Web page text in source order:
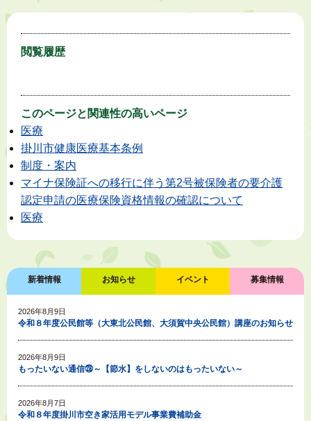
閲覧履歴
このページと 関連性の高いページ
医療
掛川市健康医療基本条例
制度・案内
マイナ保険証への移行に伴う第2号被保険者の要介護
認定申請の医療保険資格情報の確認について
医療
新着情報 お知らせ イベント 募集情報
2026年8月9日
令和８年度公民館等（大東北公民館、大須賀中央公民館）講座のお知らせ
2026年8月9日
もったいない通信㉘～【節水】をしないのはもったいない～
2026年8月7日
令和８年度掛川市空き家活用モデル事業費補助金